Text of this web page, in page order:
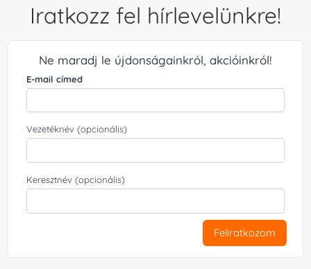
Iratkozz fel hírlevelünkre!
Ne maradj le újdonságainkról, akcióinkról!
E-mail címed
Vezetéknév (opcionális)
Keresztnév (opcionális)
Feliratkozom